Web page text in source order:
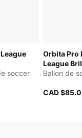
soccer
Orbita Pro
League
Quality
Ballon de
CAD